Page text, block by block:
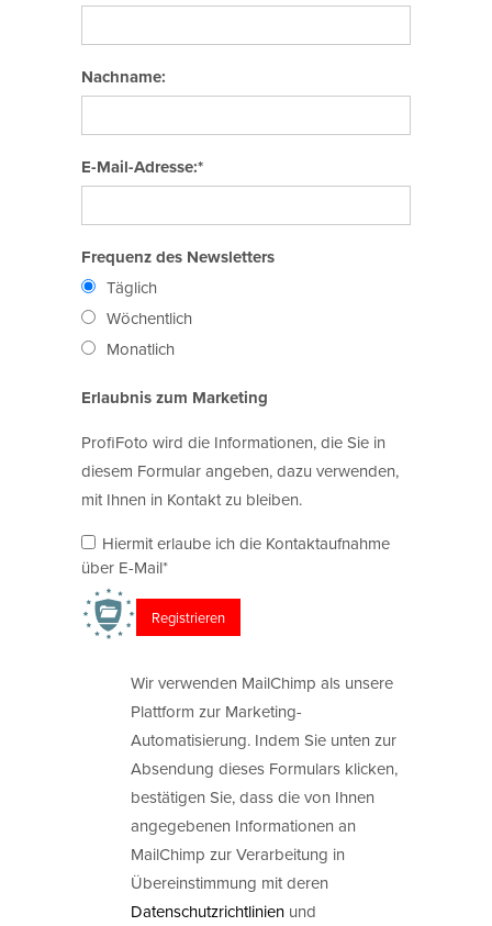
Nachname:
E-Mail-Adresse:*
Frequenz des Newsletters
Täglich
Wöchentlich
Monatlich
Erlaubnis zum Marketing
ProfiFoto wird die Informationen, die Sie in
diesem Formular angeben, dazu verwenden,
mit Ihnen in Kontakt zu bleiben.
Hiermit erlaube ich die Kontaktaufnahme
über E-Mail*
Wir verwenden MailChimp als unsere
Plattform zur Marketing-
Automatisierung. Indem Sie unten zur
Absendung dieses Formulars klicken,
bestätigen Sie, dass die von Ihnen
angegebenen Informationen an
MailChimp zur Verarbeitung in
Übereinstimmung mit deren
Datenschutzrichtlinien und